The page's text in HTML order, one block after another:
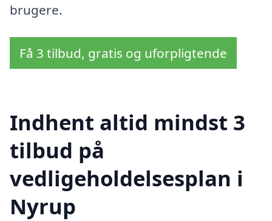
brugere.
Få 3 tilbud, gratis og uforpligtende
Indhent altid mindst 3
tilbud på
vedligeholdelsesplan i
Nyrup